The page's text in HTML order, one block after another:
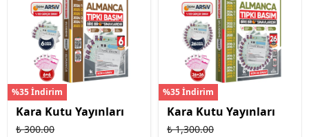
%35 İndirim
Kara Kutu Yayınları
₺ 300.00
%35 İndirim
Kara Kutu Yayınları
₺ 1,300.00